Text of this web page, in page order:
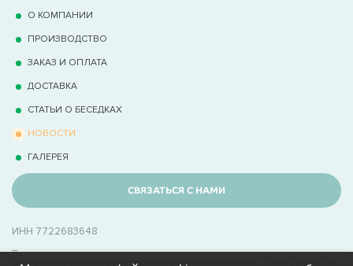
О КОМПАНИИ
ПРОИЗВОДСТВО
ЗАКАЗ И ОПЛАТА
ДОСТАВКА
СТАТЬИ О БЕСЕДКАХ
НОВОСТИ
ГАЛЕРЕЯ
СВЯЗАТЬСЯ С НАМИ
ИНН 7722683648
В Беседки.Ру производственно-торговая компания с опытом 15+ лет